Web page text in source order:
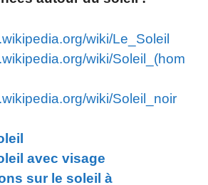
wiki/Le_Soleil
wiki/Soleil_(hom
wiki/Soleil_noir
avec visage
sur le soleil à